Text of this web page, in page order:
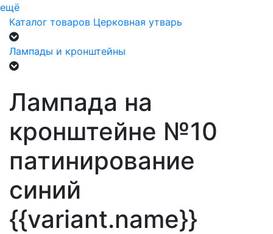
ещё
Каталог товаров Церковная утварь
Лампады и кронштейны
Лампада на
кронштейне №10
патинирование
синий
{{variant.name}}